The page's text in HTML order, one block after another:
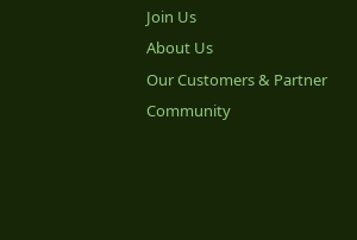
Join Us
About Us
Our Customers & Partner
Community